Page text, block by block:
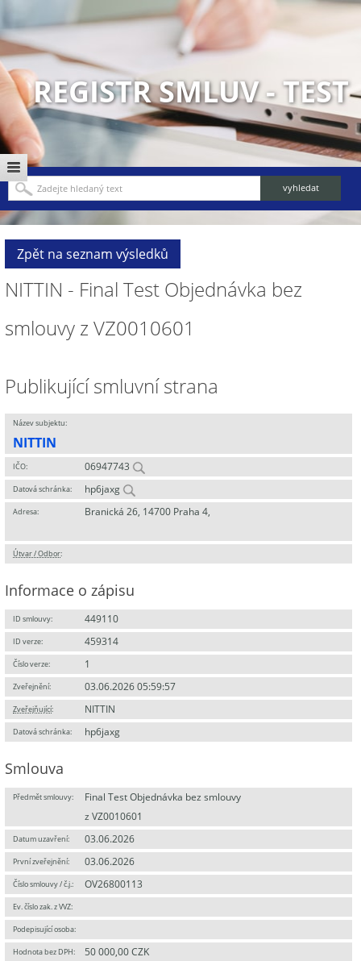
REGISTR SMLUV - TEST
Zpět na seznam výsledků
NITTIN - Final Test Objednávka bez
smlouvy z VZ0010601
Publikující smluvní strana
Název subjektu:
NITTIN
IČO: 06947743
Datová schránka: hp6jaxg
Adresa: Branická 26, 14700 Praha 4,
Útvar / Odbor:
Informace o zápisu
ID smlouvy: 449110
ID verze: 459314
Číslo verze: 1
Zveřejnění: 03.06.2026 05:59:57
Zveřejňující: NITTIN
Datová schránka: hp6jaxg
Smlouva
Předmět smlouvy:
Final Test Objednávka bez smlouvy
z VZ0010601
Datum uzavření: 03.06.2026
První zveřejnění: 03.06.2026
Číslo smlouvy / č.j.: OV26800113
Ev. číslo zak. z VVZ:
Podepisující osoba:
Hodnota bez DPH: 50 000,00 CZK